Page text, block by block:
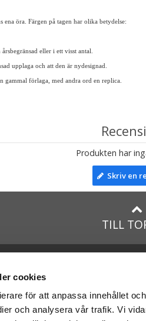
cookies
för att anpassa innehållet
och analysera vår trafik. Vi
öra. Färgen på tagen har olika betydelse:
eller i ett visst antal.
upplaga och att den är nydesignad.
gammal förlaga, med andra ord en replica.
Produkten har
Skriv en
TILL
med: